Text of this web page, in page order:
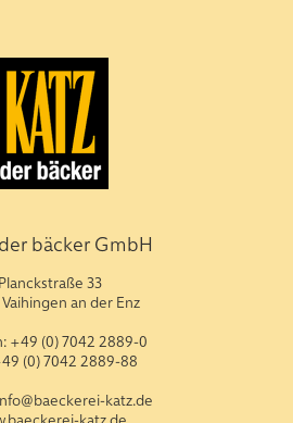
bäcker GmbH
Planckstraße 33
an der Enz
+49 (0) 7042 2889-0
(0) 7042 2889-88
katz.de
katz.de